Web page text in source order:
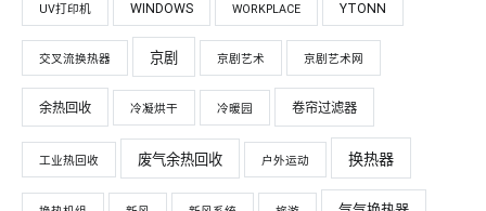
UV打印机 WINDOWS WORKPLACE YTONN
交叉流换热器 京剧 京剧艺术 京剧艺术网
余热回收 冷凝烘干 冷暖园 卷帘过滤器
工业热回收 废气余热回收 户外运动 换热器